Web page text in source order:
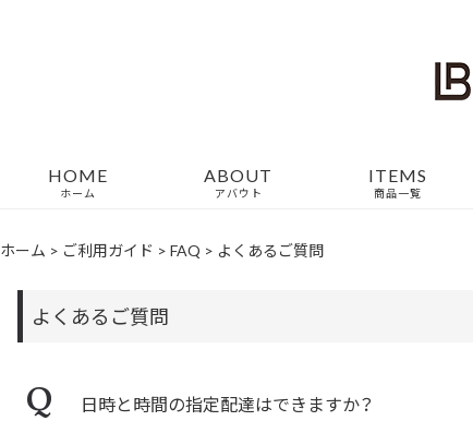
HOME
ホーム
ABOUT
アバウト
ITEMS
商品一覧
ホーム > ご利用ガイド > FAQ > よくあるご質問
よくあるご質問
Q 日時と時間の指定配達はできますか？